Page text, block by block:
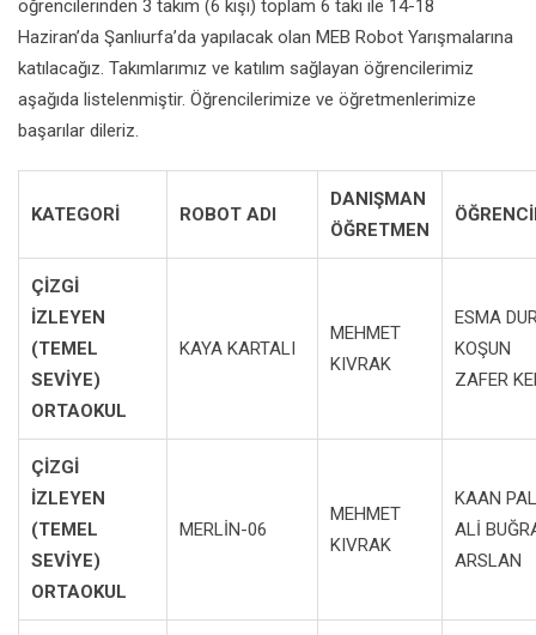
öğrencilerinden 3 takım (6 kişi) toplam 6 takı ile 14-18
Haziran’da Şanlıurfa’da yapılacak olan MEB Robot Yarışmalarına
katılacağız. Takımlarımız ve katılım sağlayan öğrencilerimiz
aşağıda listelenmiştir. Öğrencilerimize ve öğretmenlerimize
başarılar dileriz.
KATEGORİ ROBOT ADI
DANIŞMAN
ÖĞRETMEN
ÇİZGİ
İZLEYEN
(TEMEL
SEVİYE)
ORTAOKUL
KAYA KARTALI
MEHMET
KIVRAK
ESMA
KOŞUN
ZAFER
ÇİZGİ
İZLEYEN
(TEMEL
SEVİYE)
ORTAOKUL
MERLİN-06
MEHMET
KIVRAK
KAAN
ALİ
ARSLAN